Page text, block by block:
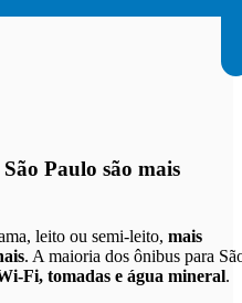
Paulo são mais
leito ou semi-leito, mais
. A maioria dos ônibus para
Fi, tomadas e água mineral.